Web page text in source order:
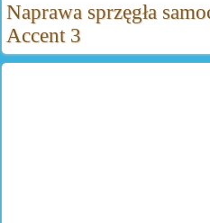
Naprawa sprzęgła
Accent 3